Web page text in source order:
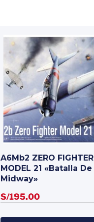
A6Mb2 ZERO FIGHTER
MODEL 21 «Batalla De
Midway»
S/195.00